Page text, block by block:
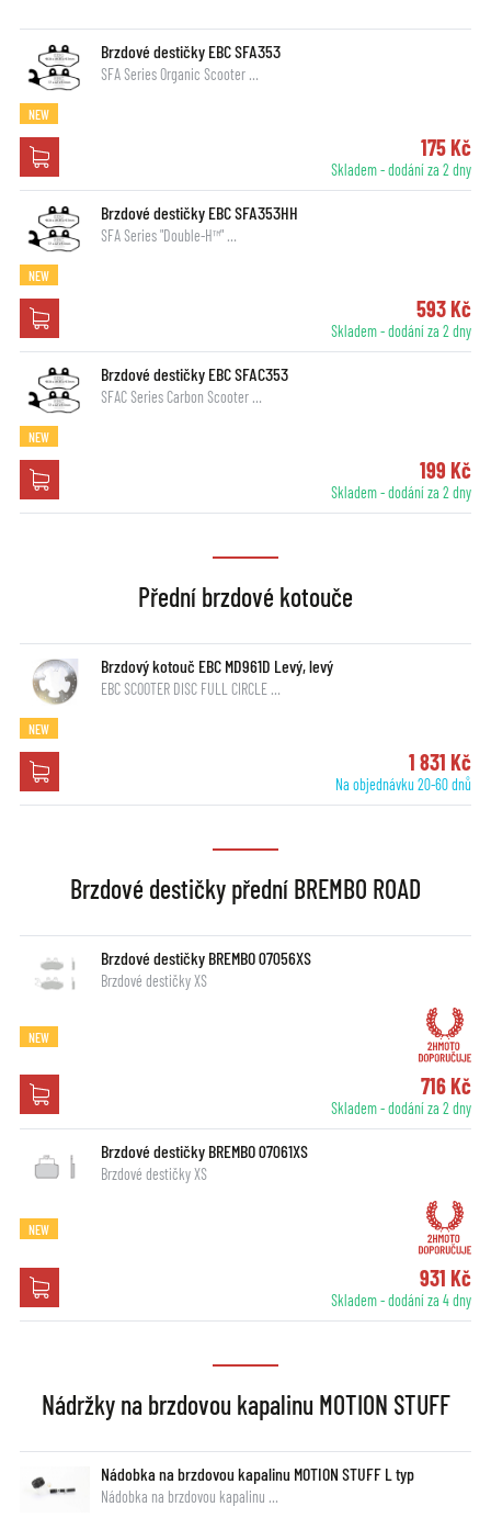
Brzdové destičky EBC SFA353
SFA Series Organic Scooter …
NEW
175 Kč
Skladem - dodání za 2 dny
Brzdové destičky EBC SFA353HH
SFA Series "Double-H™" …
NEW
593 Kč
Skladem - dodání za 2 dny
Brzdové destičky EBC SFAC353
SFAC Series Carbon Scooter …
NEW
199 Kč
Skladem - dodání za 2 dny
Přední brzdové kotouče
Brzdový kotouč EBC MD961D Levý, levý
EBC SCOOTER DISC FULL CIRCLE …
NEW
1 831 Kč
Na objednávku 20-60 dnů
Brzdové destičky přední BREMBO ROAD
Brzdové destičky BREMBO 07056XS
Brzdové destičky XS
NEW
716 Kč
Skladem - dodání za 2 dny
Brzdové destičky BREMBO 07061XS
Brzdové destičky XS
NEW
931 Kč
Skladem - dodání za 4 dny
Nádržky na brzdovou kapalinu MOTION STUFF
Nádobka na brzdovou kapalinu MOTION STUFF L typ
Nádobka na brzdovou kapalinu …